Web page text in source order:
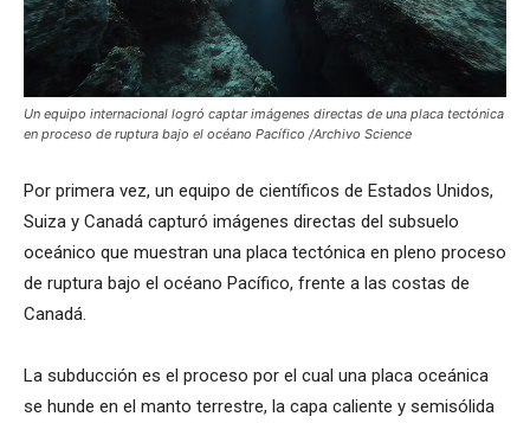
Un equipo internacional logró captar imágenes directas de una placa tectónica
en proceso de ruptura bajo el océano Pacífico /Archivo Science
Por primera vez, un equipo de científicos de Estados Unidos,
Suiza y Canadá capturó imágenes directas del subsuelo
oceánico que muestran una placa tectónica en pleno proceso
de ruptura bajo el océano Pacífico, frente a las costas de
Canadá.
La subducción es el proceso por el cual una placa oceánica
se hunde en el manto terrestre, la capa caliente y semisólida